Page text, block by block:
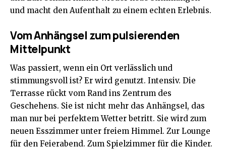
und macht den Aufenthalt zu einem echten Erlebnis.
Vom Anhängsel zum pulsierenden
Mittelpunkt
Was passiert, wenn ein Ort verlässlich und
stimmungsvoll ist? Er wird genutzt. Intensiv. Die
Terrasse rückt vom Rand ins Zentrum des
Geschehens. Sie ist nicht mehr das Anhängsel, das
man nur bei perfektem Wetter betritt. Sie wird zum
neuen Esszimmer unter freiem Himmel. Zur Lounge
für den Feierabend. Zum Spielzimmer für die Kinder.